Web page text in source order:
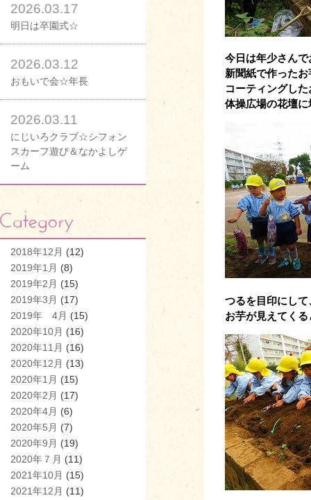
2026.03.17
明日は卒園式☆
2026.03.12
おもいで会☆年長
2026.03.11
にじいろクラブ☆シフォン
スカーフ遊び＆なかよしゲ
ーム
2018年12月 (12)
2019年1月 (8)
2019年2月 (15)
2019年3月 (17)
2019年 4月 (15)
2020年10月 (16)
2020年11月 (16)
2020年12月 (13)
2020年1月 (15)
2020年2月 (17)
2020年4月 (6)
2020年5月 (7)
2020年9月 (19)
2020年７月 (11)
2021年10月 (15)
2021年12月 (11)
今日は年少さん
新聞紙で作った
コーティングし
体操広場の花壇
つるを目印にし
お芋が見えてく